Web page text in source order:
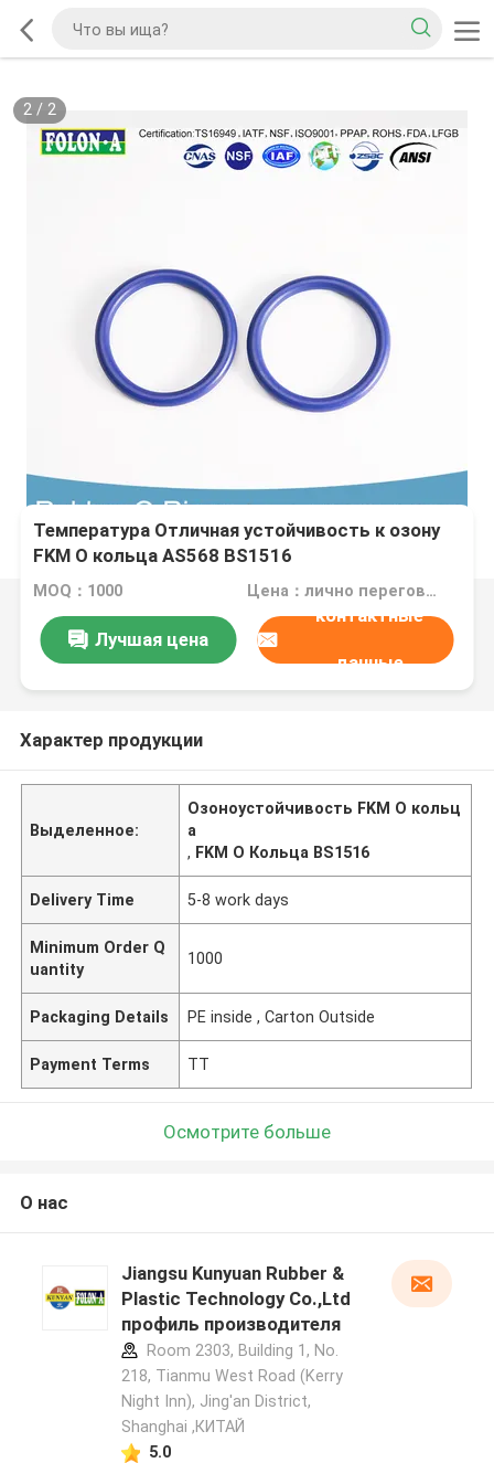
2/ 2
Температура Отличная устойчивость к озону
FKM O кольца AS568 BS1516
MOQ：1000 Цена：лично переговорить
Лучшая цена
контактные
данные
Характер продукции
Выделенное:
Озоноустойчивость FKM O кольц
а
, FKM O Кольца BS1516
Delivery Time 5-8 work days
Minimum Order Q
uantity
1000
Packaging Details PE inside , Carton Outside
Payment Terms TT
Осмотрите больше
О нас
Jiangsu Kunyuan Rubber &
Plastic Technology Co.,Ltd
профиль производителя
Room 2303, Building 1, No.
218, Tianmu West Road (Kerry
Night Inn), Jing'an District,
Shanghai ,КИТАЙ
5.0